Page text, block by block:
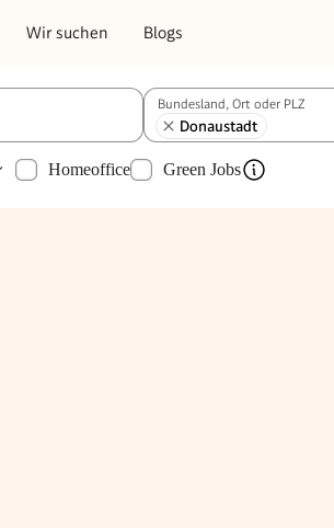
Wir suchen Blogs
Bundesland, Ort oder PLZ
Donaustadt
Homeoffice Green Jobs